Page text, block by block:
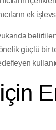
ek
güçlü